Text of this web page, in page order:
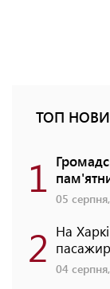
ТОП
1 05
2 На
04